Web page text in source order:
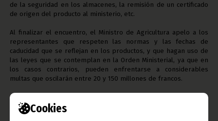
Cookies
de la seguridad en los almacenes, la remisión de un certificado
de origen del producto al ministerio, etc.
Al finalizar el encuentro, el Ministro de Agricultura apelo a los
representantes que respeten las normas y las fechas de
caducidad que se reflejan en los productos, y que hagan uso de
las leyes que se contemplan en la Orden Ministerial, ya que en
los casos contrarios, pueden enfrentarse a considerables
multas que oscilarán entre 20 y 150 millones de francos.
(Se adjunta, con esta noticia, el original de la Orden
Ministerial mencionada)